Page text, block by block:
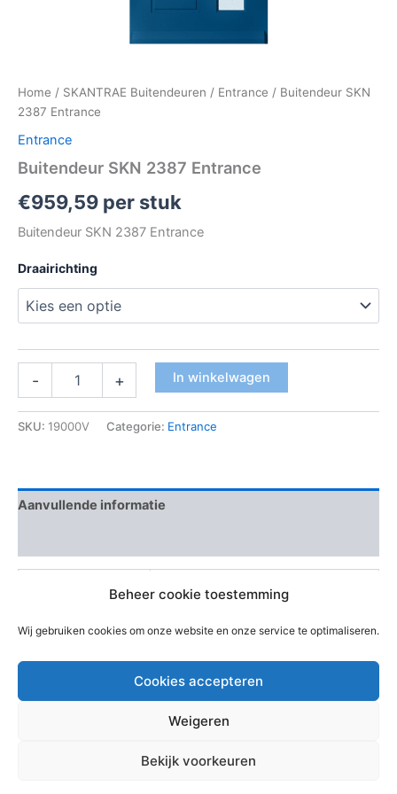
Beheer cookie toestemming
Wij gebruiken cookies om onze website en onze service te optimaliseren.
Cookies accepteren
Weigeren
Bekijk voorkeuren
Home / SKANTRAE Buitendeuren / Entrance / Buitendeur SKN
2387 Entrance
Entrance
Buitendeur SKN 2387 Entrance
€959,59 per stuk
Buitendeur SKN 2387 Entrance
Draairichting
- + In winkelwagen
SKU: 19000V Categorie: Entrance
Aanvullende informatie
Draairichting Links
doorAstra WordPress thema